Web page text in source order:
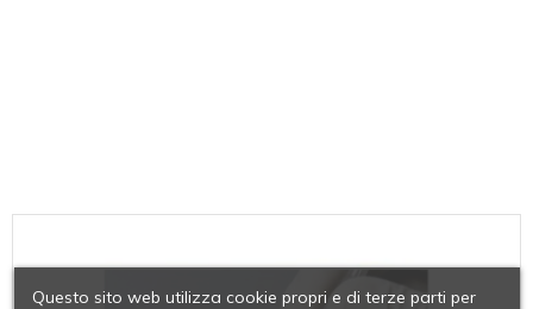
Questo sito web utilizza cookie propri e di terze parti per